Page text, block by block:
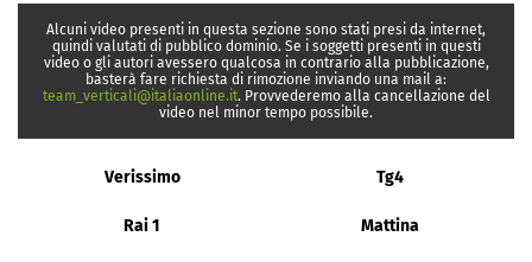
Alcuni video presenti in questa sezione sono stati presi da internet,
quindi valutati di pubblico dominio. Se i soggetti presenti in questi
video o gli autori avessero qualcosa in contrario alla pubblicazione,
basterà fare richiesta di rimozione inviando una mail a:
team_verticali@italiaonline.it. Provvederemo alla cancellazione del
video nel minor tempo possibile.
Verissimo Tg4
Rai 1 Mattina